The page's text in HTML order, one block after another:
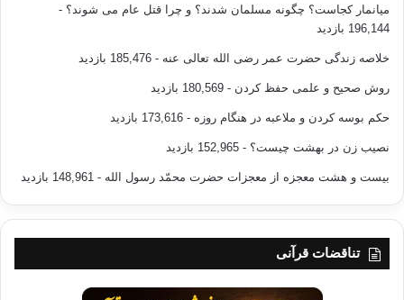
میانمار کجاست؟ چگونه مسلمان شدند؟ و چرا قتل عام می شوند؟ -
196,144 بازدید
خلاصه زندگی حضرت عمر رضی الله تعالی عنه - 185,476 بازدید
روش صحیح و علمی حفظ کردن - 180,569 بازدید
حکم بوسه کردن و ملاعبه در هنگام روزه - 173,616 بازدید
نصیب زن در بهشت چیست؟ - 152,965 بازدید
بیست و هشت معجزه از معجزات حضرت محمّد رسول الله - 148,961 بازدید
تناقضات قرآنی